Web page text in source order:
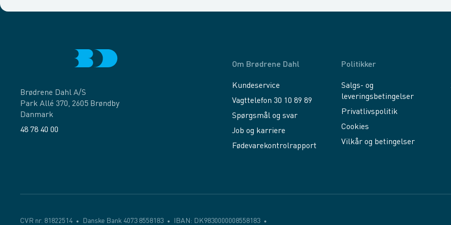
Brødrene Dahl A/S
Park Allé 370, 2605 Brøndby
Danmark
48 78 40 00
Om Brødrene Dahl
Kundeservice
Vagttelefon 30 10 89 89
Spørgsmål og svar
Job og karriere
Fødevarekontrolrapport
Politikker
Salgs- og
leveringsbetingelser
Privatlivspolitik
Cookies
Vilkår og betingelser
CVR nr. 81822514 Danske Bank 4073 8558183 IBAN: DK9830000008558183